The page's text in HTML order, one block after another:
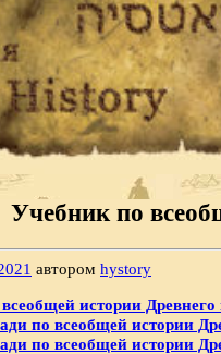
Учебник по
автором hystory
истории
по всеобщей истории
по всеобщей истории